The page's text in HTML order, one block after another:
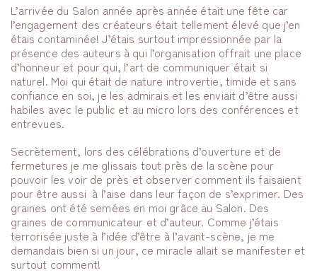
L’arrivée du Salon année après année était une fête car
l’engagement des créateurs était tellement élevé que j’en
étais contaminée! J’étais surtout impressionnée par la
présence des auteurs à qui l’organisation offrait une place
d’honneur et pour qui, l’art de communiquer était si
naturel. Moi qui était de nature introvertie, timide et sans
confiance en soi, je les admirais et les enviait d’être aussi
habiles avec le public et au micro lors des conférences et
entrevues.
Secrètement, lors des célébrations d’ouverture et de
fermetures je me glissais tout près de la scène pour
pouvoir les voir de près et observer comment ils faisaient
pour être aussi à l’aise dans leur façon de s’exprimer. Des
graines ont été semées en moi grâce au Salon. Des
graines de communicateur et d’auteur. Comme j’étais
terrorisée juste à l’idée d’être à l’avant-scène, je me
demandais bien si un jour, ce miracle allait se manifester et
surtout comment!